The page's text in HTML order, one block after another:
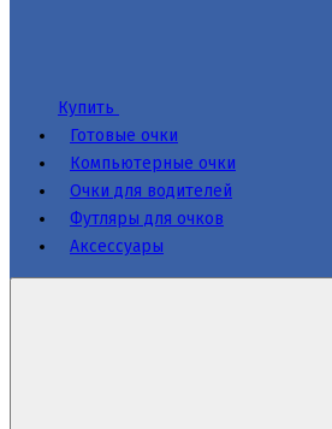
Купить
Готовые очки
Компьютерные очки
Очки для водителей
Футляры для очков
Аксессуары